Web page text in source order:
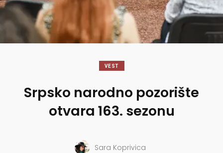
VEST
Srpsko narodno pozorište
otvara 163. sezonu
Sara Koprivica